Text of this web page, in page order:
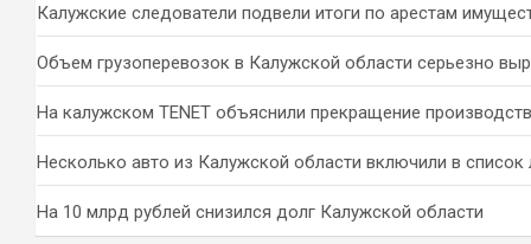
Калужские следователи подвели итоги по арестам
Объем грузоперевозок в Калужской области серьезно
На калужском TENET объяснили прекращение
Несколько авто из Калужской области включили в список
На 10 млрд рублей снизился долг Калужской области